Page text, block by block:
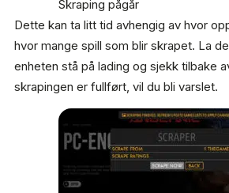
Skraping pågår
Dette kan ta litt tid avhengig av hvor
hvor mange spill som blir skrapet. La
enheten stå på lading og sjekk tilbake
skrapingen er fullført, vil du bli varslet.